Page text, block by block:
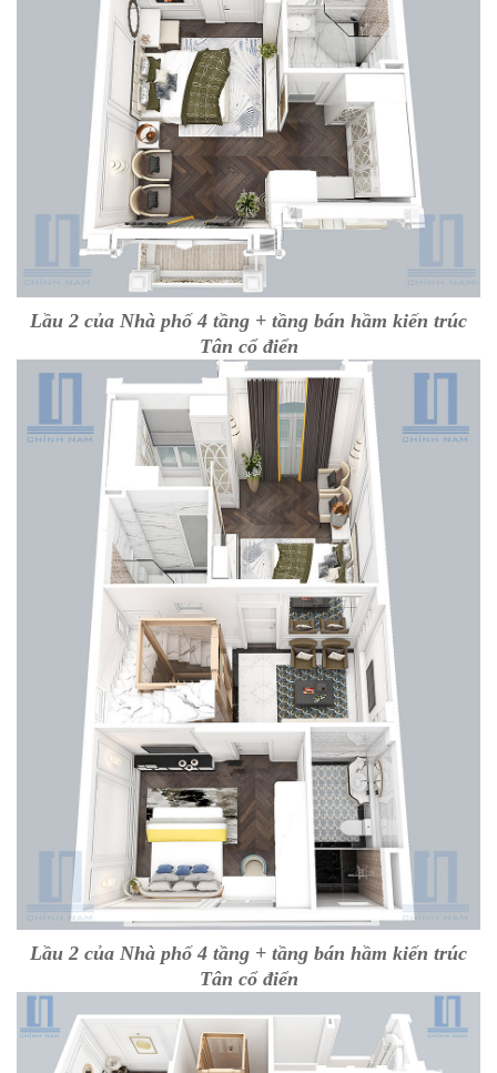
Lầu 2 của Nhà phố 4 tầng + tầng bán hầm kiến trúc
Tân cổ điển
Lầu 2 của Nhà phố 4 tầng + tầng bán hầm kiến trúc
Tân cổ điển